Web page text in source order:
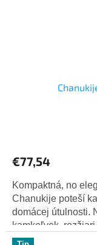
€77,54
Kompaktná, no
Chanukije poteší
domácej útulnosti.
kamkoľvek, rozžiari